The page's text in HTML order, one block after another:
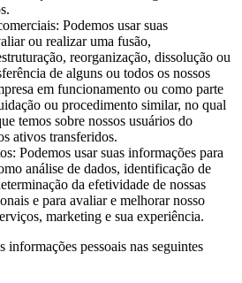
Podemos usar suas
ou realizar uma fusão,
reorganização, dissolução ou
de alguns ou todos os nossos
em funcionamento ou como parte
ou procedimento similar, no qual
temos sobre nossos usuários do
ativos transferidos.
Podemos usar suas informações para
análise de dados, identificação de
da efetividade de nossas
e para avaliar e melhorar nosso
marketing e sua experiência.
informações pessoais nas seguintes